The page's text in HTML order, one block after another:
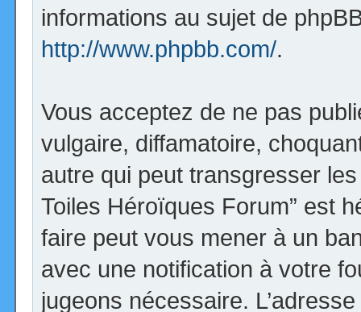
informations au sujet de
http://www.phpbb.com/.
Vous acceptez de ne pas
vulgaire, diffamatoire,
autre qui peut transgresser
Toiles Héroïques Forum” est
faire peut vous mener à un
avec une notification à votre
jugeons nécessaire.